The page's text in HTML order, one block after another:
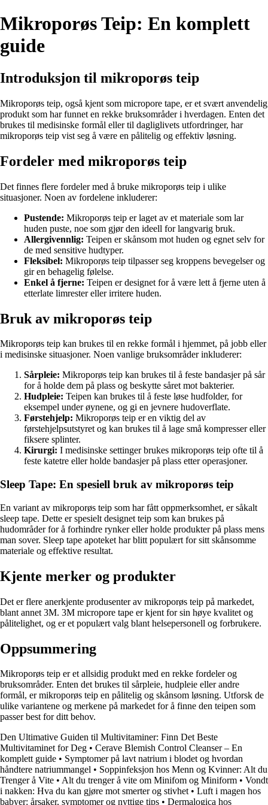
Mikroporøs Teip: En komplett
guide
Introduksjon til mikroporøs teip
Mikroporøs teip, også kjent som micropore tape, er et svært anvendelig
produkt som har funnet en rekke bruksområder i hverdagen. Enten det
brukes til medisinske formål eller til dagliglivets utfordringer, har
mikroporøs teip vist seg å være en pålitelig og effektiv løsning.
Fordeler med mikroporøs teip
Det finnes flere fordeler med å bruke mikroporøs teip i ulike
situasjoner. Noen av fordelene inkluderer:
Pustende: Mikroporøs teip er laget av et materiale som lar
huden puste, noe som gjør den ideell for langvarig bruk.
Allergivennlig: Teipen er skånsom mot huden og egnet selv for
de med sensitive hudtyper.
Fleksibel: Mikroporøs teip tilpasser seg kroppens bevegelser og
gir en behagelig følelse.
Enkel å fjerne: Teipen er designet for å være lett å fjerne uten å
etterlate limrester eller irritere huden.
Bruk av mikroporøs teip
Mikroporøs teip kan brukes til en rekke formål i hjemmet, på jobb eller
i medisinske situasjoner. Noen vanlige bruksområder inkluderer:
Sårpleie: Mikroporøs teip kan brukes til å feste bandasjer på sår
for å holde dem på plass og beskytte såret mot bakterier.
Hudpleie: Teipen kan brukes til å feste løse hudfolder, for
eksempel under øynene, og gi en jevnere hudoverflate.
Førstehjelp: Mikroporøs teip er en viktig del av
førstehjelpsutstyret og kan brukes til å lage små kompresser eller
fiksere splinter.
Kirurgi: I medisinske settinger brukes mikroporøs teip ofte til å
feste katetre eller holde bandasjer på plass etter operasjoner.
Sleep Tape: En spesiell bruk av mikroporøs teip
En variant av mikroporøs teip som har fått oppmerksomhet, er såkalt
sleep tape. Dette er spesielt designet teip som kan brukes på
hudområder for å forhindre rynker eller holde produkter på plass mens
man sover. Sleep tape apoteket har blitt populært for sitt skånsomme
materiale og effektive resultat.
Kjente merker og produkter
Det er flere anerkjente produsenter av mikroporøs teip på markedet,
blant annet 3M. 3M micropore tape er kjent for sin høye kvalitet og
pålitelighet, og er et populært valg blant helsepersonell og forbrukere.
Oppsummering
Mikroporøs teip er et allsidig produkt med en rekke fordeler og
bruksområder. Enten det brukes til sårpleie, hudpleie eller andre
formål, er mikroporøs teip en pålitelig og skånsom løsning. Utforsk de
ulike variantene og merkene på markedet for å finne den teipen som
passer best for ditt behov.
Den Ultimative Guiden til Multivitaminer: Finn Det Beste
Multivitaminet for Deg • Cerave Blemish Control Cleanser – En
komplett guide • Symptomer på lavt natrium i blodet og hvordan
håndtere natriummangel • Soppinfeksjon hos Menn og Kvinner: Alt du
Trenger å Vite • Alt du trenger å vite om Minifom og Miniform • Vondt
i nakken: Hva du kan gjøre mot smerter og stivhet• Luft i magen hos
babyer: årsaker, symptomer og nyttige tips • Dermalogica hos